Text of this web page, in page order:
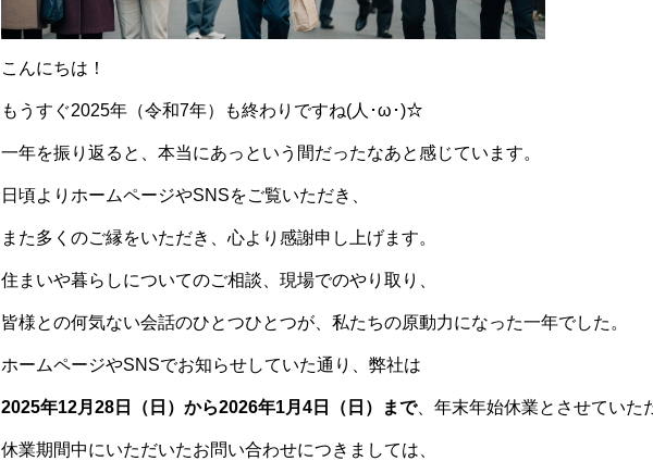
こんにちは！
もうすぐ2025年（令和7年）も終わりですね(人･ω･)☆
一年を振り返ると、本当にあっという間だったなあと感じています。
日頃よりホームページやSNSをご覧いただき、
また多くのご縁をいただき、心より感謝申し上げます。
住まいや暮らしについてのご相談、現場でのやり取り、
皆様との何気ない会話のひとつひとつが、私たちの原動力になった一年でした。
ホームページやSNSでお知らせしていた通り、弊社は
2025年12月28日（日）から2026年1月4日（日）まで、年末年始休業とさせていた
休業期間中にいただいたお問い合わせにつきましては、